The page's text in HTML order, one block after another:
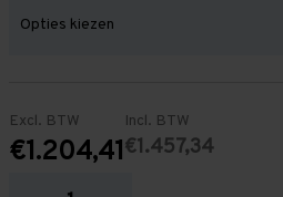
Excl. BTW
€1.204,41
Incl. BTW
€1.457,34